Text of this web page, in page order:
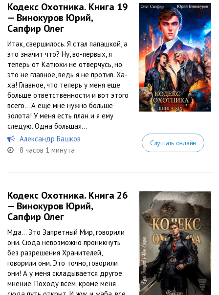
Кодекс Охотника. Книга 19
— Винокуров Юрий,
Сапфир Олег
Итак, свершилось. Я стал папашкой, а
это значит что? Ну, во-первых, я
теперь от Катюхи не отверчусь, но
это не главное, ведь я не против. Ха-
ха! Главное, что теперь у меня еще
больше ответственности и вот этого
всего… А еще мне нужно больше
золота! У меня есть план и я ему
следую. Одна большая...
Александр Башков
8 часов 1 минута
Слушать онлайн
Кодекс Охотника. Книга 26
— Винокуров Юрий,
Сапфир Олег
Мда… Это Запретный Мир, говорили
они. Сюда невозможно проникнуть
без разрешения Хранителей,
говорили они. Это точно, говорили
они! А у меня складывается другое
мнение. Походу всем, кроме меня